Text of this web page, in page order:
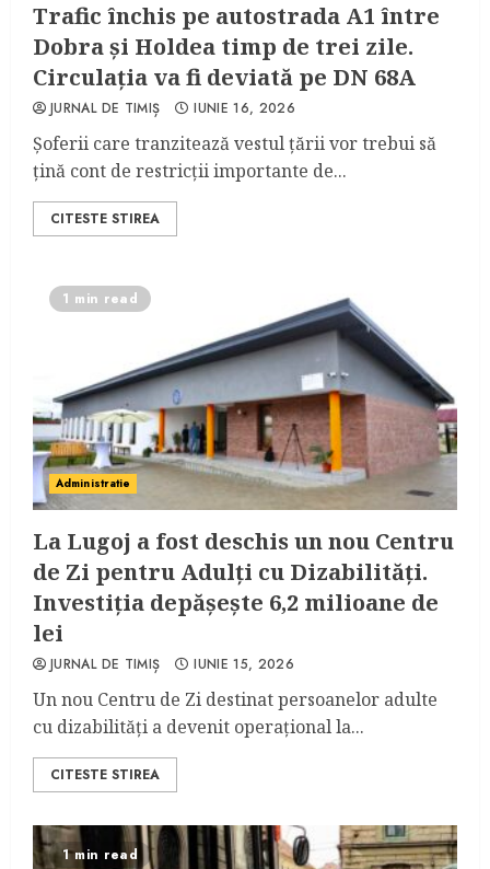
Trafic închis pe autostrada A1 între
Dobra și Holdea timp de trei zile.
Circulația va fi deviată pe DN 68A
JURNAL DE TIMIȘ IUNIE 16, 2026
Șoferii care tranzitează vestul țării vor trebui să
țină cont de restricții importante de...
CITESTE STIREA
1 min read
Administratie
La Lugoj a fost deschis un nou Centru
de Zi pentru Adulți cu Dizabilități.
Investiția depășește 6,2 milioane de
lei
JURNAL DE TIMIȘ IUNIE 15, 2026
Un nou Centru de Zi destinat persoanelor adulte
cu dizabilități a devenit operațional la...
CITESTE STIREA
1 min read